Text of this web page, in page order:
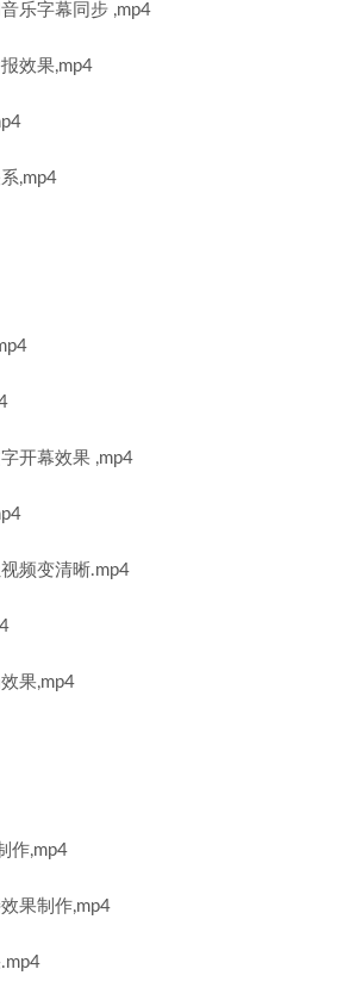
乐字幕同步 ,mp4
效果,mp4
,mp4
开幕效果 ,mp4
频变清晰.mp4
果,mp4
作,mp4
果制作,mp4